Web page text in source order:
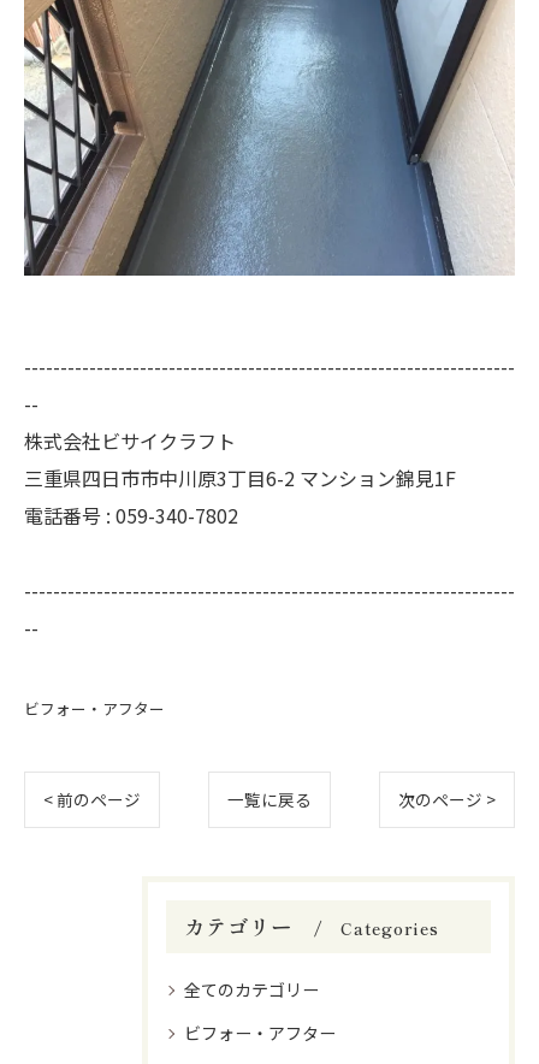
--------------------------------------------------------------------
--
株式会社ビサイクラフト
三重県四日市市中川原3丁目6-2 マンション錦見1F
電話番号 : 059-340-7802
--------------------------------------------------------------------
--
ビフォー・アフター
< 前のページ 一覧に戻る 次のページ >
カテゴリー Categories
全てのカテゴリー
ビフォー・アフター